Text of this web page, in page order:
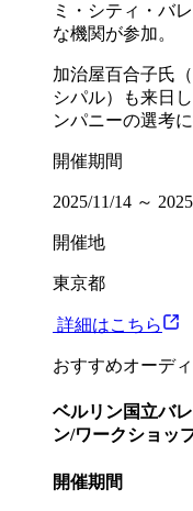
ミ・シティ・バ
な機関が参加。
加治屋百合子氏
シパル）も来日
ンパニーの選考
開催期間
2025/11/14 ～
開催地
東京都
︎ 詳細はこちら
おすすめオーデ
ベルリン国立バ
ン/ワークショッ
開催期間